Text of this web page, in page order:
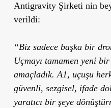
Antigravity Şirketi nin
verildi:
“Biz sadece başka bir
Uçmayı tamamen yeni
amaçladık. A1, uçuşu
güvenli, sezgisel, ifade
yaratıcı bir şeye